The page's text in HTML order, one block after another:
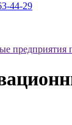
44-29
предприятия